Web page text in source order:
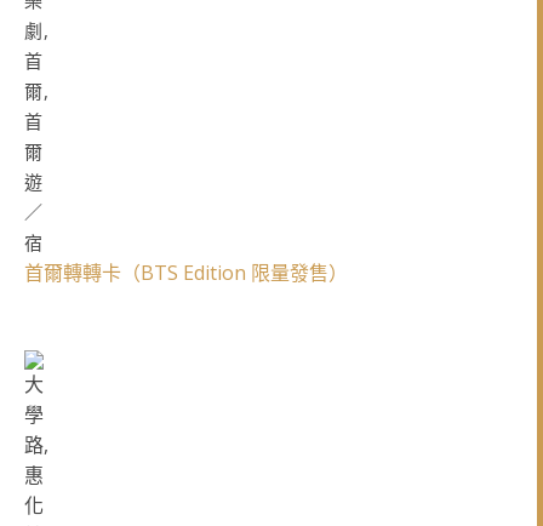
首爾轉轉卡（BTS Edition 限量發售）